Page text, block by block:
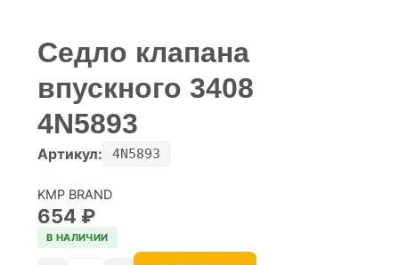
Седло клапана
впускного 3408
4N5893
Артикул: 4N5893
KMP BRAND
654 ₽
В НАЛИЧИИ